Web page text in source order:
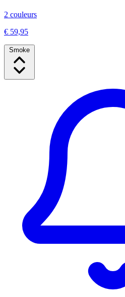
2 couleurs
€ 59,95
Smoke